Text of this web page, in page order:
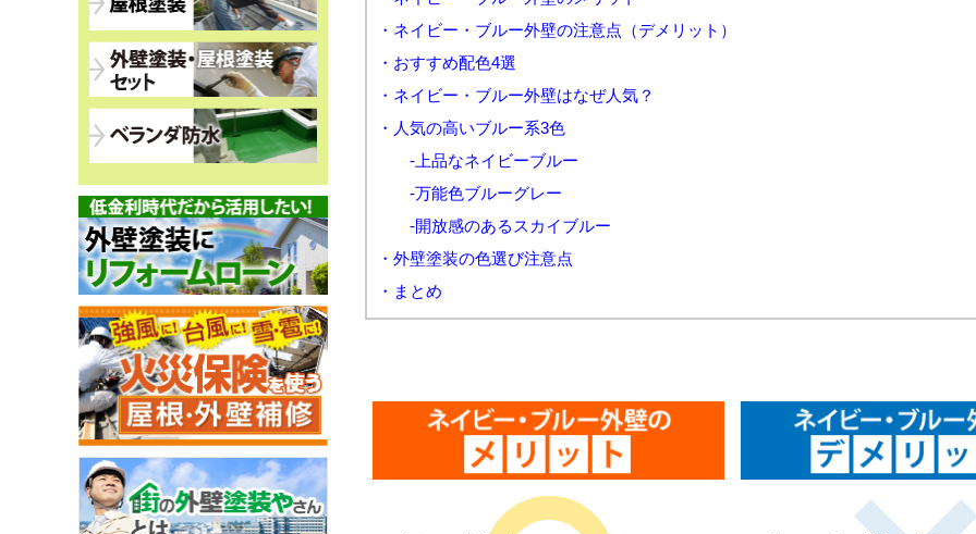
・ネイビー・ブルー外壁の注意点（デメリット）
・おすすめ配色4選
・ネイビー・ブルー外壁はなぜ人気？
・人気の高いブルー系3色
-上品なネイビーブルー
-万能色ブルーグレー
-開放感のあるスカイブルー
・外壁塗装の色選び注意点
・まとめ